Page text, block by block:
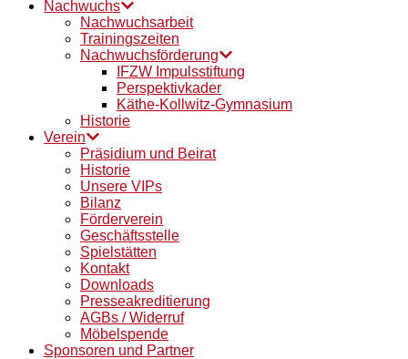
Nachwuchs
Nachwuchsarbeit
Trainingszeiten
Nachwuchsförderung
IFZW Impulsstiftung
Perspektivkader
Käthe-Kollwitz-Gymnasium
Historie
Verein
Präsidium und Beirat
Historie
Unsere VIPs
Bilanz
Förderverein
Geschäftsstelle
Spielstätten
Kontakt
Downloads
Presseakreditierung
AGBs / Widerruf
Möbelspende
Sponsoren und Partner